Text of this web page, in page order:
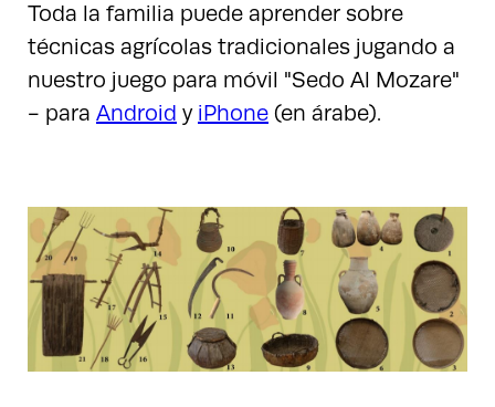
Toda la familia puede aprender sobre
técnicas agrícolas tradicionales jugando a
nuestro juego para móvil "Sedo Al Mozare"
- para Android y iPhone (en árabe).